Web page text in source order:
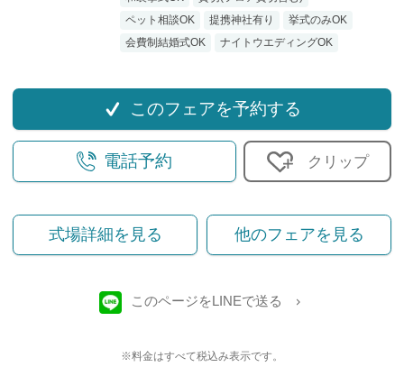
ペット相談OK
提携神社有り
挙式のみOK
会費制結婚式OK
ナイトウエディングOK
このフェアを予約する
電話予約 クリップ
式場詳細を見る 他のフェアを見る
このページをLINEで送る
※料金はすべて税込み表示です。